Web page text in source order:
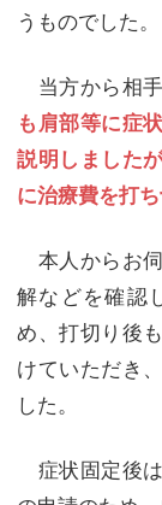
うものでした。
当方から相
も肩部等に症
説明しました
に治療費を打
本人からお
解などを確認
め、打切り後
けていただき
した。
症状固定後